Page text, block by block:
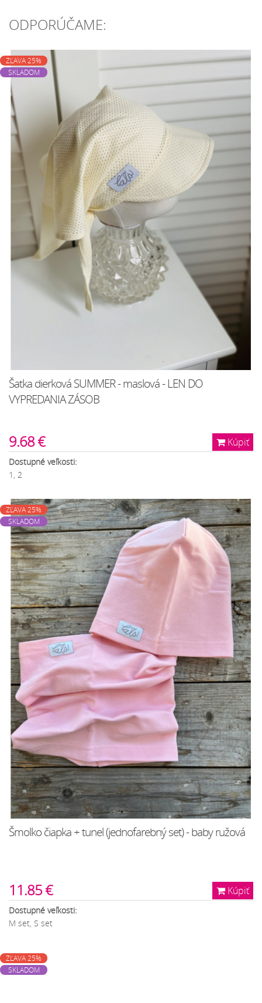
ODPORÚČAME:
ZĽAVA 25%
SKLADOM
Šatka dierková SUMMER - maslová - LEN DO
VYPREDANIA ZÁSOB
Kúpiť
9.68 €
Dostupné veľkosti:
1, 2
ZĽAVA 25%
SKLADOM
Šmolko čiapka + tunel (jednofarebný set) - baby ružová
Kúpiť
11.85 €
Dostupné veľkosti:
M set, S set
ZĽAVA 25%
SKLADOM